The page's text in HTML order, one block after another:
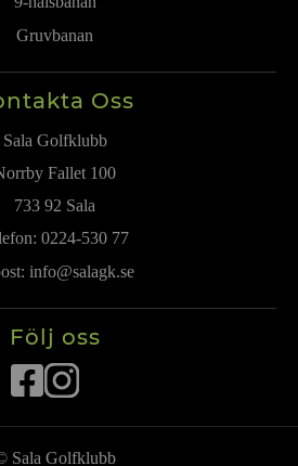
Gruvbanan
Oss
Sala Golfklubb
Fallet 100
733 92 Sala
0224-530 77
info@salagk.se
Följ oss
Sala Golfklubb